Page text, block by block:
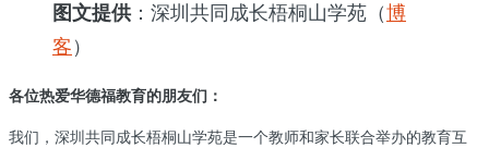
图文提供：深圳共同成长梧桐山学苑（博
客）
各位热爱华德福教育的朋友们：
我们，深圳共同成长梧桐山学苑是一个教师和家长联合举办的教育互